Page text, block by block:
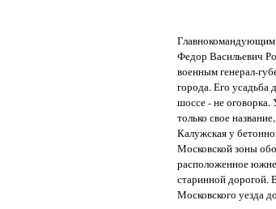
Главнокомандующим
Федор Васильевич
военным генерал-
города. Его
шоссе - не
только свое
Калужская у
Московской зоны
расположенное
старинной дорогой.
Московского уезда